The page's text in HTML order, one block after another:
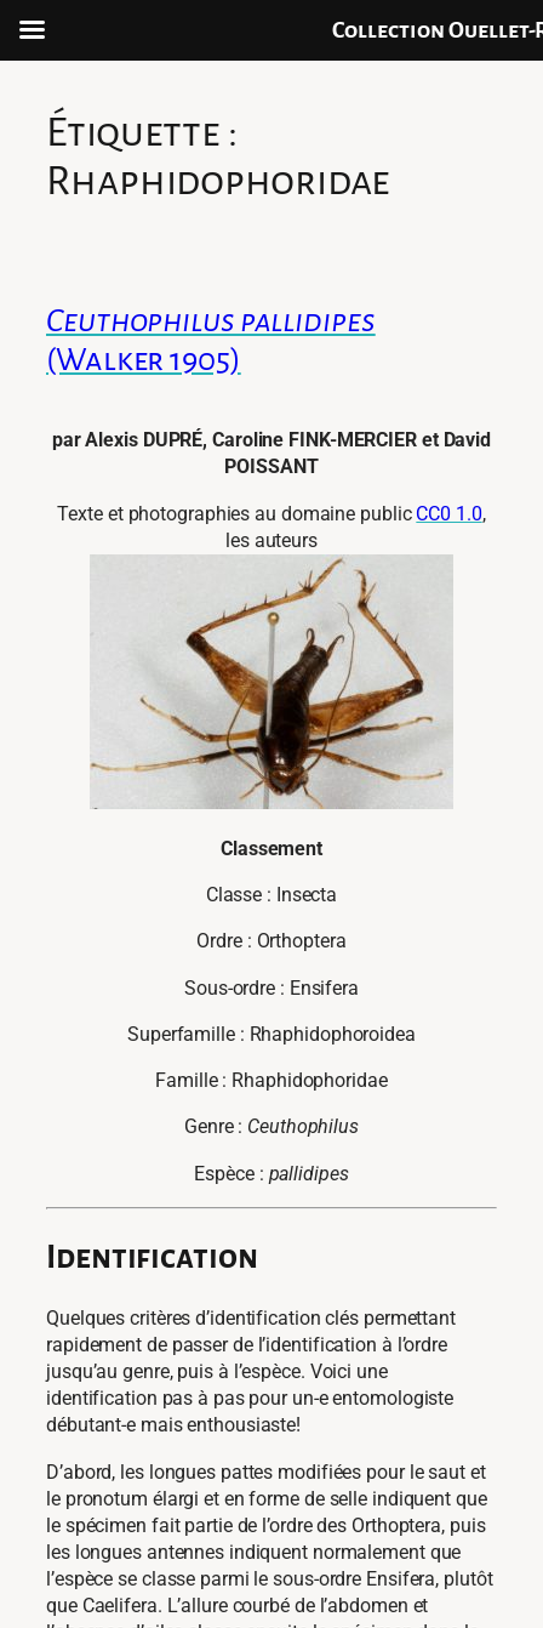
contenuÉtiquette :
Rhaphidophoridae
Ceuthophilus pallidipes
(Walker 1905)
par Alexis DUPRÉ, Caroline FINK-MERCIER et David
POISSANT
Texte et photographies au domaine public CC0 1.0,
les auteurs
Classement
Classe : Insecta
Ordre : Orthoptera
Sous-ordre : Ensifera
Superfamille : Rhaphidophoroidea
Famille : Rhaphidophoridae
Genre : Ceuthophilus
Espèce : pallidipes
Identification
Quelques critères d’identification clés permettant
rapidement de passer de l’identification à l’ordre
jusqu’au genre, puis à l’espèce. Voici une
identification pas à pas pour un-e entomologiste
débutant-e mais enthousiaste!
D’abord, les longues pattes modifiées pour le saut et
le pronotum élargi et en forme de selle indiquent que
le spécimen fait partie de l’ordre des Orthoptera, puis
les longues antennes indiquent normalement que
l’espèce se classe parmi le sous-ordre Ensifera, plutôt
que Caelifera. L’allure courbé de l’abdomen et
Collection Ouellet-